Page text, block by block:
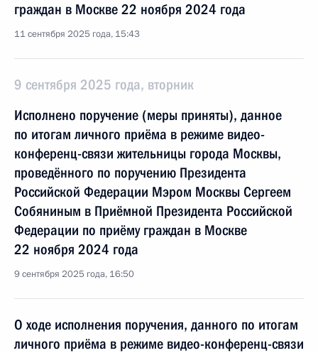
граждан в Москве 22 ноября 2024 года
11 сентября 2025 года, 15:43
9 сентября 2025 года, вторник
Исполнено поручение (меры приняты), данное
по итогам личного приёма в режиме видео-
конференц-связи жительницы города Москвы,
проведённого по поручению Президента
Российской Федерации Мэром Москвы Сергеем
Собяниным в Приёмной Президента Российской
Федерации по приёму граждан в Москве
22 ноября 2024 года
9 сентября 2025 года, 16:50
О ходе исполнения поручения, данного по итогам
личного приёма в режиме видео-конференц-связи